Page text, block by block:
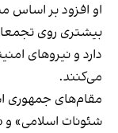
او افزود بر اساس
بیشتری روی
دارد و نیروهای
می‌کنند.
مقام‌های جمهوری
شئونات اسلامی»